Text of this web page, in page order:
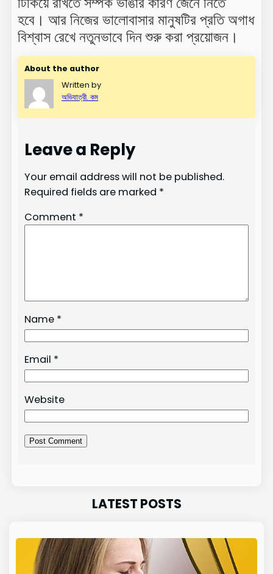
হবে। আর নিজের ভালোবাসার মানুষটির প্রতি অগাধ
বিশ্বাস রেখে নতুনভাবে দিন শুরু করা প্রয়োজন।
About the author
Written by
অভিযাত্রী. কম
Leave a Reply
Your email address will not be published.
Required fields are marked *
Comment *
Name *
Email *
Website
LATEST POSTS